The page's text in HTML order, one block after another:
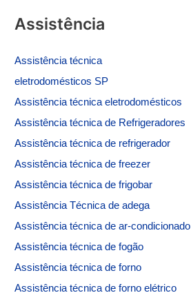
Assistência
Assistênciatécnica
eletrodomésticos SP
Assistência técnica eletrodomésticos
Assistência técnica de Refrigeradores
Assistência técnica de refrigerador
Assistência técnica de freezer
Assistência técnica de frigobar
Assistência Técnica de adega
Assistência técnica de ar-condicionado
Assistência técnica de fogão
Assistência técnica de forno
Assistência técnica de forno elétrico